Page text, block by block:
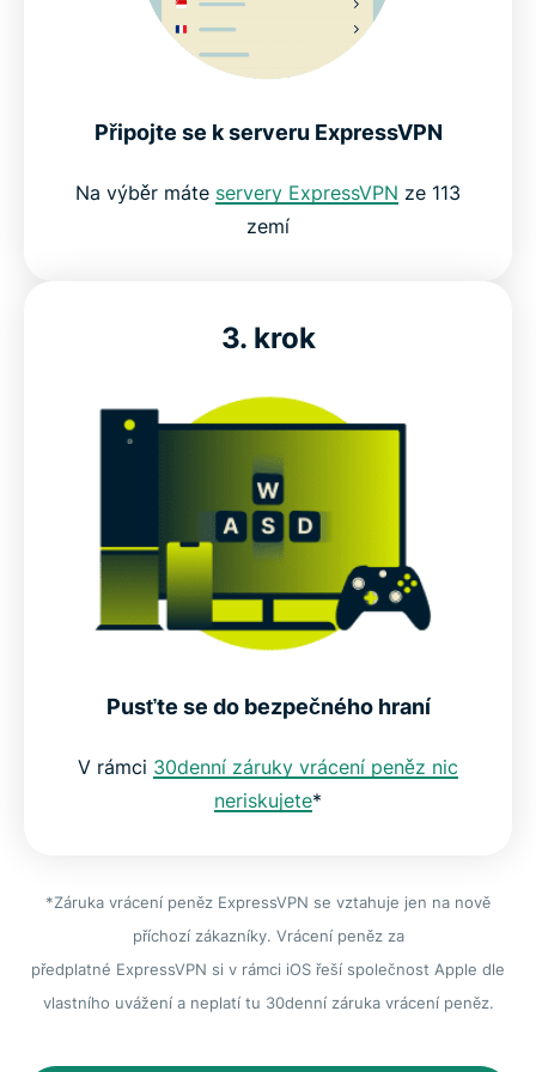
Připojte se k serveru ExpressVPN
Na výběr máte servery ExpressVPN ze 113
zemí
3. krok
Pusťte se do bezpečného hraní
V rámci 30denní záruky vrácení peněz nic
neriskujete*
*Záruka vrácení peněz ExpressVPN se vztahuje jen na nově
příchozí zákazníky. Vrácení peněz za
předplatné ExpressVPN si v rámci iOS řeší společnost Apple dle
vlastního uvážení a neplatí tu 30denní záruka vrácení peněz.